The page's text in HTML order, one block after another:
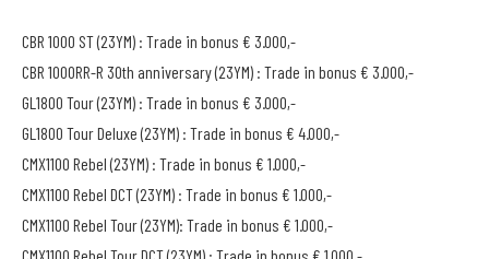
CBR 1000 ST (23YM) : Trade in bonus € 3.000,-
CBR 1000RR-R 30th anniversary (23YM) : Trade in bonus € 3.000,-
GL1800 Tour (23YM) : Trade in bonus € 3.000,-
GL1800 Tour Deluxe (23YM) : Trade in bonus € 4.000,-
CMX1100 Rebel (23YM) : Trade in bonus € 1.000,-
CMX1100 Rebel DCT (23YM) : Trade in bonus € 1.000,-
CMX1100 Rebel Tour (23YM): Trade in bonus € 1.000,-